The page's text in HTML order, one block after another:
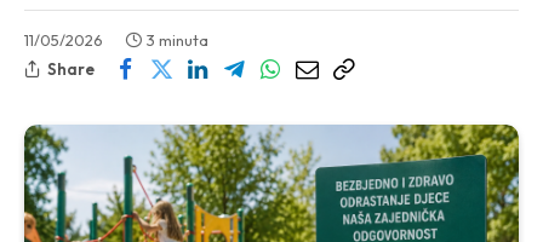
11/05/2026
3 minuta
Share